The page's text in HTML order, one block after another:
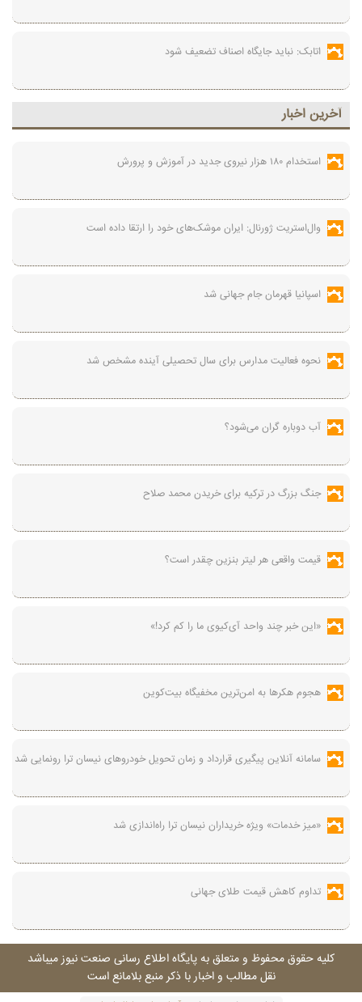
اتابک: نباید جایگاه اصناف تضعیف شود
آخرين اخبار
استخدام ۱۸۰ هزار نیروی جدید در آموزش‌ و پرورش
وال‌استریت ژورنال: ایران موشک‌های خود را ارتقا داده است
اسپانیا قهرمان جام جهانی شد
نحوه فعالیت مدارس برای سال تحصیلی آینده مشخص شد
آب دوباره گران می‌شود؟
جنگ بزرگ در ترکیه برای خریدن محمد صلاح
قیمت واقعی هر لیتر بنزین چقدر است؟
«این خبر چند واحد آی‌کیوی ما را کم کرد!»
هجوم هکرها به امن‌ترین مخفیگاه بیت‌کوین
سامانه آنلاین پیگیری قرارداد‌ و زمان تحویل خودرو‌های نیسان ترا رونمایی شد
«میز خدمات» ویژه خریداران نیسان ترا راه‌اندازی شد
تداوم کاهش قیمت طلای جهانی
کليه حقوق محفوظ و متعلق به پايگاه اطلاع رسانی صنعت نيوز ميباشد
نقل مطالب و اخبار با ذکر منبع بلامانع است